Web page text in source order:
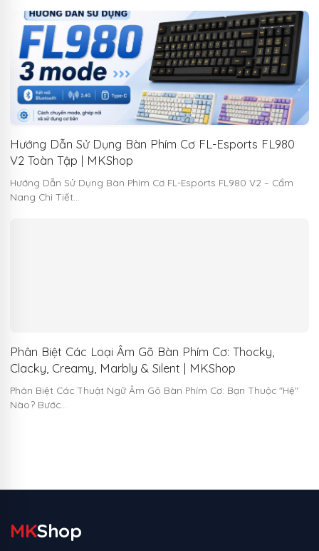
Hướng Dẫn Sử Dụng Bàn Phím Cơ FL-Esports FL980
V2 Toàn Tập | MKShop
Hướng Dẫn Sử Dụng Bàn Phím Cơ FL-Esports FL980 V2 – Cẩm
Nang Chi Tiết…
Phân Biệt Các Loại Âm Gõ Bàn Phím Cơ: Thocky,
Clacky, Creamy, Marbly & Silent | MKShop
Phân Biệt Các Thuật Ngữ Âm Gõ Bàn Phím Cơ: Bạn Thuộc "Hệ"
Nào? Bước…
MKShop